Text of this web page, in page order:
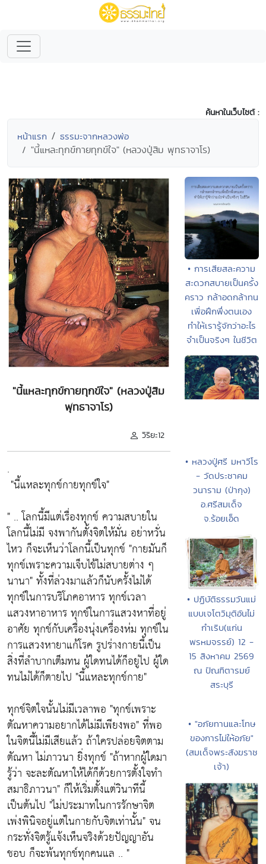
ค้นหาในเว็บไซต์ :
หน้าแรก ธรรมะจากหลวงพ่อ
"นี้แหละทุกข์กายทุกข์ใจ" (หลวงปู่สิม พุทธาจาโร)
"นี้แหละทุกข์กายทุกข์ใจ" (หลวงปู่สิม
พุทธาจาโร)
วิริยะ12
.
"นี้แหละทุกข์กายทุกข์ใจ"
" .. โลกนี้มีแต่เรื่องทุกข์ ความสบายใน
โลกนี้ไม่มี จงพากันตั้งจิตให้มั่น อย่าหวั่น
ไหว ก็จะเห็นว่าโลกนี้เป็นทุกข์ "กายมันก็
ทุกข์เพราะความเจ็บไข้ไม่สบายต่าง ๆ
นานา"ทั้งที่ล่วงมาแล้วก็นับครั้งไม่ได้
ทุกข์ในการบริโภคอาหาร ทุกข์เวลา
แสวงหาอาหาร ทุกข์ในการแสวงหาที่อยู่
อาศัย ทุกข์กับเครื่องนุ่งเครื่องห่ม ทุกข์ใน
การแสวงหายาแก้โรค รูปร่างกายนี้เป็น
สิ่งที่ลำบากเต็มทน ผู้ใดทนได้ก็อยู่ไป ผู้ใด
ทนไม่ได้ก็ตายไป "นี้แหละทุกข์กาย"
ทุกข์จิตใจนั้นไม่มีเวลาพอ "ทุกข์เพราะ
ตัณหาความอยากได้ไม่มีเพียงพอ"ที่พอ
ในจิตนี้ไม่มีเสียแล้ว ถ้าใครปล่อยจิตตาม
ตัณหา ไม่ภาวนา ยิ่งทุกข์ "ถ้าหากผู้ใดมา
รู้ว่า จะละตัณหาให้ได้ก็ด้วยการตั้งใจทำ
สมาธิภาวนา" ก็ให้เริ่มตั้งแต่วินาทีนี้
เป็นต้นไป "ไม่ประมาทในการรักษาจิต
เพ่งพินิจอยู่แต่ในกายกับจิตเท่านั้น"จน
กระทั่งจิตรู้แจ้งเห็นจริงด้วยปัญญาอัน
ชอบ ก็จะพ้นทุกข์ทุกคนแล .. "
• การเสียสละความ
สะดวกสบายเป็นครั้ง
คราว กล้าอดกล้าทน
เพื่อฝึกพึ่งตนเอง
ทำให้เรารู้จักว่าอะไร
จำเป็นจริงๆ ในชีวิต
• หลวงปู่ศรี มหาวีโร
- วัดประชาคม
วนาราม (ป่ากุง)
อ.ศรีสมเด็จ
จ.ร้อยเอ็ด
• ปฏิบัติธรรมวันแม่
แบบเจโตวิมุติอันไม่
กำเริบ(แก่น
พรหมจรรย์) 12 -
15 สิงหาคม 2569
ณ ปัณฑิตารมย์
สระบุรี
• "อภัยทานและโทษ
ของการไม่ให้อภัย"
(สมเด็จพระสังฆราช
เจ้า)